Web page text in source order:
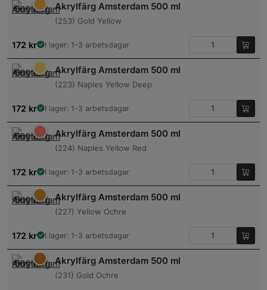
Akrylfärg Amsterdam 500 ml
(253) Gold Yellow
172 kr I lager: 1-3 arbetsdagar
Akrylfärg Amsterdam 500 ml
(223) Naples Yellow Deep
172 kr I lager: 1-3 arbetsdagar
Akrylfärg Amsterdam 500 ml
(224) Naples Yellow Red
172 kr I lager: 1-3 arbetsdagar
Akrylfärg Amsterdam 500 ml
(227) Yellow Ochre
172 kr I lager: 1-3 arbetsdagar
Akrylfärg Amsterdam 500 ml
(231) Gold Ochre